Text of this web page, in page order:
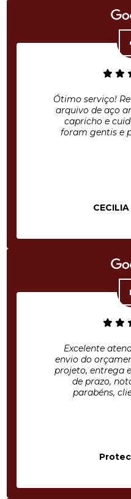
Ótimo serviço!
arquivo de aço
capricho e
foram gentis e
Excelente
envio do
projeto, entrega
de prazo,
parabéns,